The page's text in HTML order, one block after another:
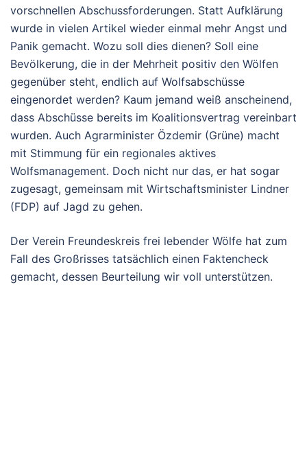
vorschnellen Abschussforderungen. Statt Aufklärung
wurde in vielen Artikel wieder einmal mehr Angst und
Panik gemacht. Wozu soll dies dienen? Soll eine
Bevölkerung, die in der Mehrheit positiv den Wölfen
gegenüber steht, endlich auf Wolfsabschüsse
eingenordet werden? Kaum jemand weiß anscheinend,
dass Abschüsse bereits im Koalitionsvertrag vereinbart
wurden. Auch Agrarminister Özdemir (Grüne) macht
mit Stimmung für ein regionales aktives
Wolfsmanagement. Doch nicht nur das, er hat sogar
zugesagt, gemeinsam mit Wirtschaftsminister Lindner
(FDP) auf Jagd zu gehen.
Der Verein Freundeskreis frei lebender Wölfe hat zum
Fall des Großrisses tatsächlich einen Faktencheck
gemacht, dessen Beurteilung wir voll unterstützen.